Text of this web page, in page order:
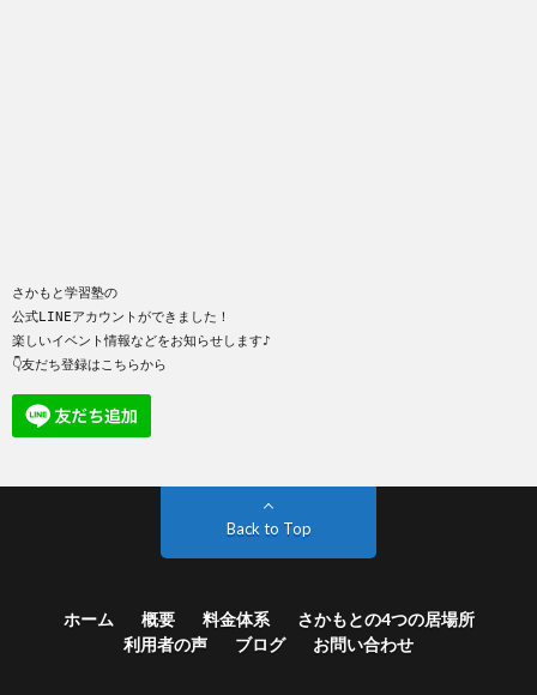
さかもと学習塾の
公式LINEアカウントができました！
楽しいイベント情報などをお知らせします♪
👇友だち登録はこちらから
Back to Top
ホーム 概要 料金体系
さかもとの4つの居場所
利用者の声
ブログ お問い合わせ